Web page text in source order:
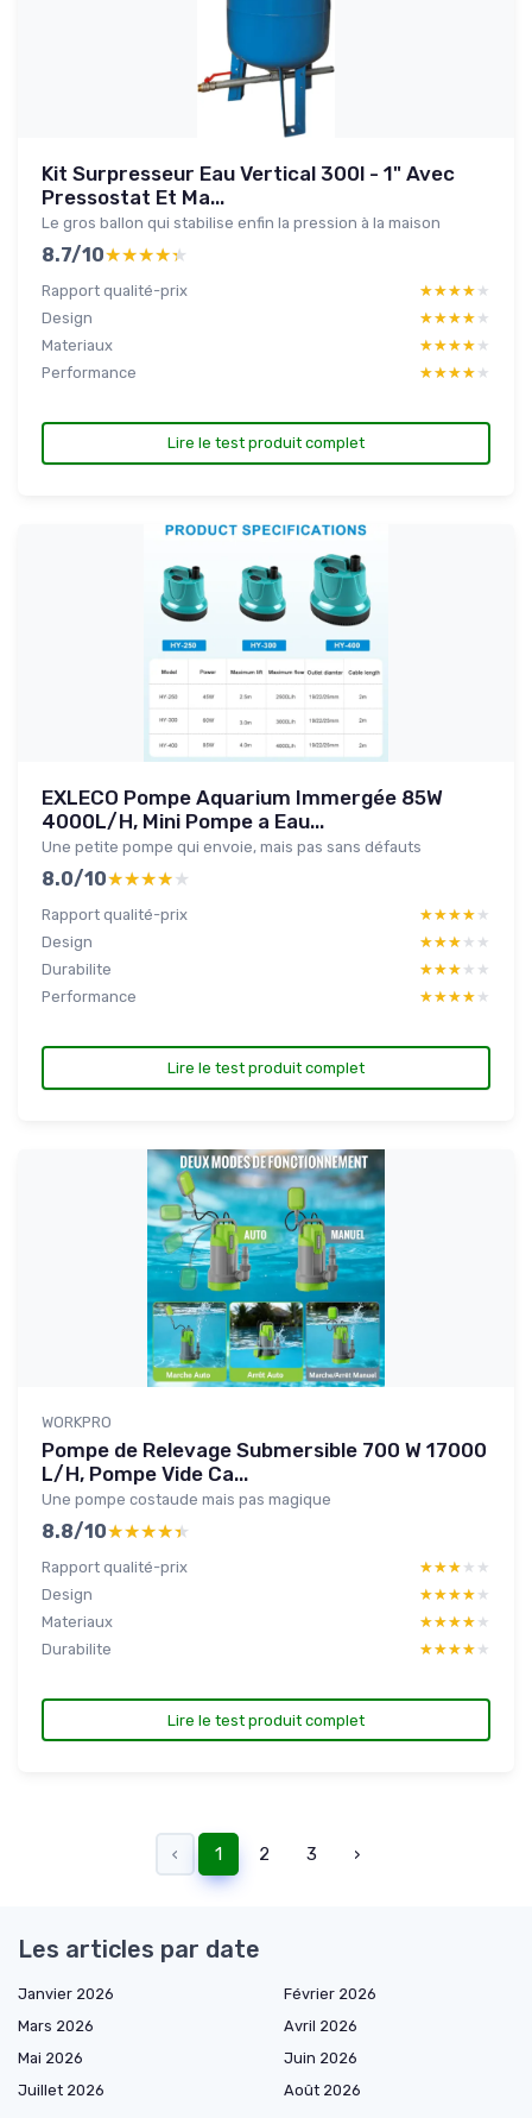
Kit Surpresseur Eau Vertical 300l - 1" Avec
Pressostat Et Ma...
Le gros ballon qui stabilise enfin la pression à la maison
8.7/10★★★★★
★★★★★
Rapport qualité-prix ★★★★★
★★★★★
Design
★★★★★
★★★★★
Materiaux
★★★★★
★★★★★
Performance
★★★★★
★★★★★
Lire le test produit complet
EXLECO Pompe Aquarium Immergée 85W
4000L/H, Mini Pompe a Eau...
Une petite pompe qui envoie, mais pas sans défauts
8.0/10★★★★★
★★★★★
Rapport qualité-prix ★★★★★
★★★★★
Design
★★★★★
★★★★★
Durabilite
★★★★★
★★★★★
Performance
★★★★★
★★★★★
Lire le test produit complet
WORKPRO
Pompe de Relevage Submersible 700 W 17000
L/H, Pompe Vide Ca...
Une pompe costaude mais pas magique
8.8/10★★★★★
★★★★★
Rapport qualité-prix ★★★★★
★★★★★
Design
★★★★★
★★★★★
Materiaux
★★★★★
★★★★★
Durabilite
★★★★★
★★★★★
Lire le test produit complet
‹ 1 2 3 ›
Les articles par date
Janvier 2026
Février 2026
Mars 2026
Avril 2026
Mai 2026
Juin 2026
Juillet 2026
Août 2026